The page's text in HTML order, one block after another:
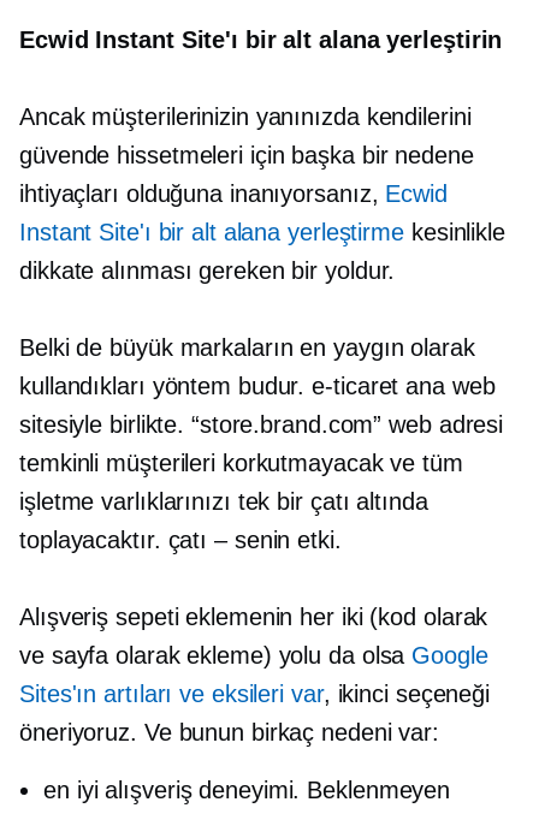
Ecwid Instant Site'ı bir alt alana yerleştirin
Ancak müşterilerinizin yanınızda kendilerini
güvende hissetmeleri için başka bir nedene
ihtiyaçları olduğuna inanıyorsanız, Ecwid
Instant Site'ı bir alt alana yerleştirme kesinlikle
dikkate alınması gereken bir yoldur.
Belki de büyük markaların en yaygın olarak
kullandıkları yöntem budur.e-ticaret ana web
sitesiyle birlikte. “store.brand.com” web adresi
temkinli müşterileri korkutmayacak ve tüm
işletme varlıklarınızı tek bir çatı altında
toplayacaktır. çatı – senin etki.
Alışveriş sepeti eklemenin her iki (kod olarak
ve sayfa olarak ekleme) yolu da olsa Google
Sites'ın artıları ve eksileri var, ikinci seçeneği
öneriyoruz. Ve bunun birkaç nedeni var:
en iyi alışveriş deneyimi. Beklenmeyen